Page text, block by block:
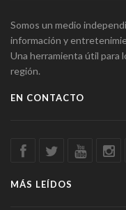
Somos un medio
información y
Una herramienta útil para
región.
EN CONTACTO
MÁS LEÍDOS